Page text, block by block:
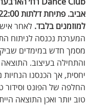
למוזמנים בלבד. לאחר
המערכת נכנסה לניתוח
מסמך חדש במימדים
והתחילה בעיצוב. התוצאה
יחסית, אך הכנסנו הנחיות
החלפה של הפונט וסידור
טוב יותר ואכן התוצאה